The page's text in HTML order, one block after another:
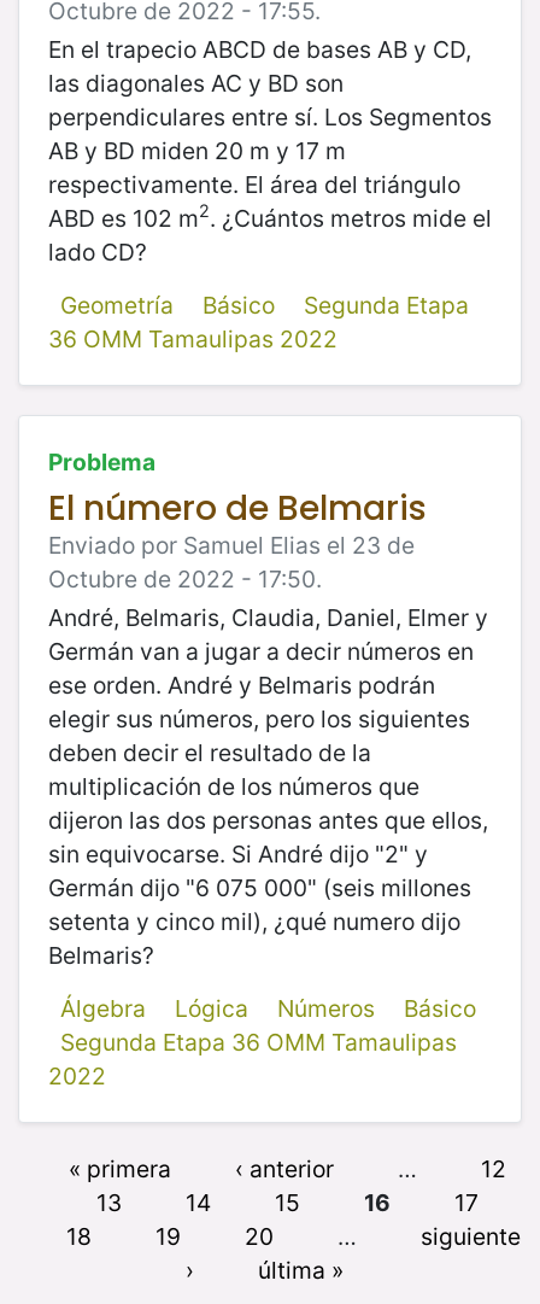
Octubre de 2022 - 17:55.
En el trapecio ABCD de bases AB y CD,
las diagonales AC y BD son
perpendiculares entre sí. Los Segmentos
AB y BD miden 20 m y 17 m
respectivamente. El área del triángulo
ABD es 102 m2. ¿Cuántos metros mide el
lado CD?
Geometría
Básico
Segunda Etapa
36 OMM Tamaulipas 2022
Problema
El número de Belmaris
Enviado por Samuel Elias el 23 de
Octubre de 2022 - 17:50.
André, Belmaris, Claudia, Daniel, Elmer y
Germán van a jugar a decir números en
ese orden. André y Belmaris podrán
elegir sus números, pero los siguientes
deben decir el resultado de la
multiplicación de los números que
dijeron las dos personas antes que ellos,
sin equivocarse. Si André dijo "2" y
Germán dijo "6 075 000" (seis millones
setenta y cinco mil), ¿qué numero dijo
Belmaris?
Álgebra
Lógica Números
Básico
Segunda Etapa 36 OMM Tamaulipas
2022
« primera ‹ anterior …
12
13
14 15 16
17
18
19 20 …
siguiente
›
última »